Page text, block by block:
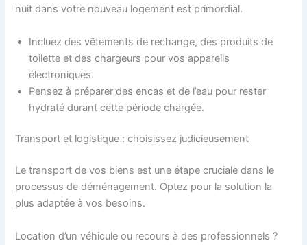
nuit dans votre nouveau logement est primordial.
Incluez des vêtements de rechange, des produits de
toilette et des chargeurs pour vos appareils
électroniques.
Pensez à préparer des encas et de l’eau pour rester
hydraté durant cette période chargée.
Transport et logistique : choisissez judicieusement
Le transport de vos biens est une étape cruciale dans le
processus de déménagement. Optez pour la solution la
plus adaptée à vos besoins.
Location d’un véhicule ou recours à des professionnels ?